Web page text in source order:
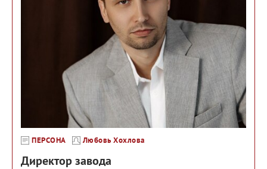
ПЕРСОНА Любовь Хохлова
Директор завода